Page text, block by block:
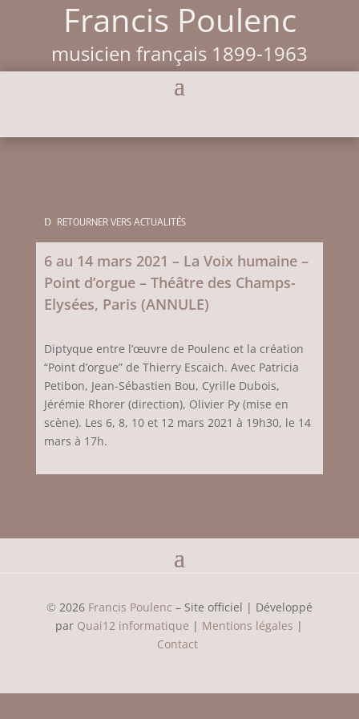
Francis Poulenc
musicien français 1899-1963
RETOURNER VERS ACTUALITÉS
6 au 14 mars 2021 – La Voix humaine –
Point d’orgue – Théâtre des Champs-
Elysées, Paris (ANNULE)
Diptyque entre l’œuvre de Poulenc et la création
“Point d’orgue” de Thierry Escaich. Avec Patricia
Petibon, Jean-Sébastien Bou, Cyrille Dubois,
Jérémie Rhorer (direction), Olivier Py (mise en
scène). Les 6, 8, 10 et 12 mars 2021 à 19h30, le 14
mars à 17h.
© 2026 Francis Poulenc – Site officiel | Développé
par Quai12 informatique | Mentions légales |
Contact